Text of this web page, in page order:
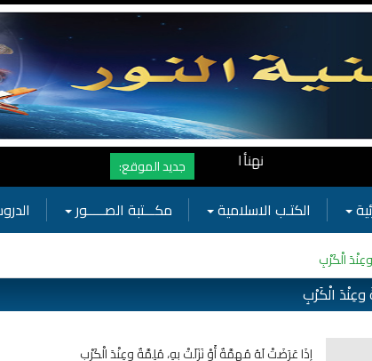
نهنأ المتابعين لموفع النور بوصول المشاهدات الى الرقم القياسي 11 مليون مشاهدة خلال فترة قصيرة وهذا كله بجهودكم واهتمامكم
جديد الموقع:
الكتـب الاسلامية مكـــتبة الصـــــور
الْكَرْبِ
الْكَرْبِ
إِذَا عَرَضَتْ لَهُ مُهِمَّةٌ أَوْ نَزَلَتْ بِهِ، مُلِمَّةٌ وعِنْدَ الْكَرْبِ